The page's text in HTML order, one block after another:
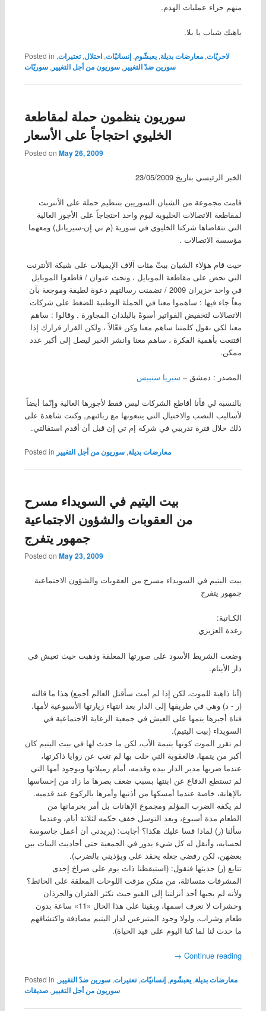
منهم جراء عمليات الهدم.
ياهيك شباب يا بلا.
Posted in لاحريّات,معارضات بديلة,يعبشّوم,إنسانيّات,احتلال,تعتيرات,
سورين ضدّ التغيير,سوريون من أجل التغيير,سوريّات
سوريون ينظمون حملة لمقاطعة
الخليوي احتجاجاً على الأسعار
Posted on May 26, 2009
الخبر الرئيسي بتاريخ 23/05/2009
قامت مجموعة من الشبان السوريين بتنظيم حملة على الأنترنت
لمقاطعة الاتصالات الخليوية ليوم واحد احتجاجاً على الأجور العالية
التي تتقاضاها شركتا الخليوي في سورية (م تي إن-سيرياتل) ومعهما
مؤسسة الاتصالات .
حيث قام هؤلاء الشبان ببثّ مئات آلاف الإيميلات على شبكة الأنترنت
التي تحض على مقاطعة الموبايل ، وتحت عنوان / قاطعوا الموبايل
في واحد حزيران 2009 / تضمنت رسالتهم دعوة لطيفة وموجعة بآن
معاً جاء فيها : ساهموا معنا في الحملة الوطنية للضغط على شركات
الاتصالات لتخفيض الفواتير أسوةً بالبلدان المجاورة . وقالوا : ساهم
معنا لكي نقول كلمتنا ساهم معنا وكن فعّالاً ، ولكن القرار قرارك إذا
اقتنعت بأهمية الفكرة ، ساهم معنا وانشر الخبر ليصل إلى أكبر عدد
ممكن.
المصدر : دمشق –سيريا ستيبس
بالنسبة لي فأنا أقاطع الشركات ليس فقط لأجورها العالية وإنّما أيضاً
لأساليب النصب والاحتيال التي يتبعونها مع زبائنهم, وكنت شاهدة على
ذلك خلال فترة تدريبي في شركة إم تي إن قبل أن أقدم استقالتي.
Posted in معارضات بديلة,سوريون من أجل التغيير
بيت اليتيم في السويداء مسرح
من العقوبات والشؤون الاجتماعية
جمهور يتفرج
Posted on May 23, 2009
بيت اليتيم في السويداء مسرح من العقوبات والشؤون الاجتماعية
جمهور يتفرج
الكـاتبة:
رغدة العزيزي
وضعت الشريط الأسود على صورتها المعلقة وذهبت حيث تعيش في
دار الأيتام.
(أنا ذاهبة للموت، لكن إذا لم أمت سأقتل العالم أجمع) هذا ما قالته
(ر - د) وهي في طريقها إلى الدار بعد انتهاء زيارتها الأسبوعية لأمها.
فتاة أجبرها يتمها على العيش في جمعية الرعاية الاجتماعية في
السويداء (بيت اليتيم).
لم تقرر الموت كونها يتيمة الأب، لكن ما حدث لها في بيت اليتيم كان
أكبر من يتمها، فالعقوبة التي حلت بها لم تغب عن زوايا ذاكرتها،
عندما ضربها مدير الدار بيده وقدمه، أمام زميلاتها وبوجود أمها التي
لم تستطع الدفاع عن ابنتها بسبب ضعف بصرها ما زاد من إحساسها
بالإهانة، خاصة عندما أمسكها من أذنيها وأمرها بالركوع عند قدميه.
لم يكفه الضرب المؤلم ومجموع الإهانات بل أمر بحرمانها من
الطعام مدة أسبوع، وبعد التوسل خفف حكمه لثلاثة أيام، وعندما
سألنا (ر) لماذا قسا عليك هكذا؟ أجابت: (يريدني أن أعمل جاسوسة
لحسابه، وأنقل له كل شيء يدور في الجمعية حتى أحاديث البنات بين
بعضهن، لكن رفضي جعله يحقد علي ويؤذيني بالضرب).
تتابع (ر) حديثها فتقول: (استيقظنا ذات يوم على صراخ إحدى
المشرفات متسائلة، من منكن مزقت اللوحات المعلقة على الحائط؟
ولأنه لم يجبها أحد أنزلتنا إلى القبو حيث تكثر الفئران والجرذان
وحشرات لا نعرف اسمها، وبقينا على هذا الحال «11» ساعة بدون
طعام وشراب، ولولا وجود المتبرعين لدار اليتيم مصادفة واكتشافهم
ما حدث لنا لما كنا اليوم على قيد الحياة).
Continue reading
→
Posted in معارضات بديلة,يعبشّوم,إنسانيّات,تعتيرات,سورين ضدّ التغيير,
سوريون من أجل التغيير,صديقات